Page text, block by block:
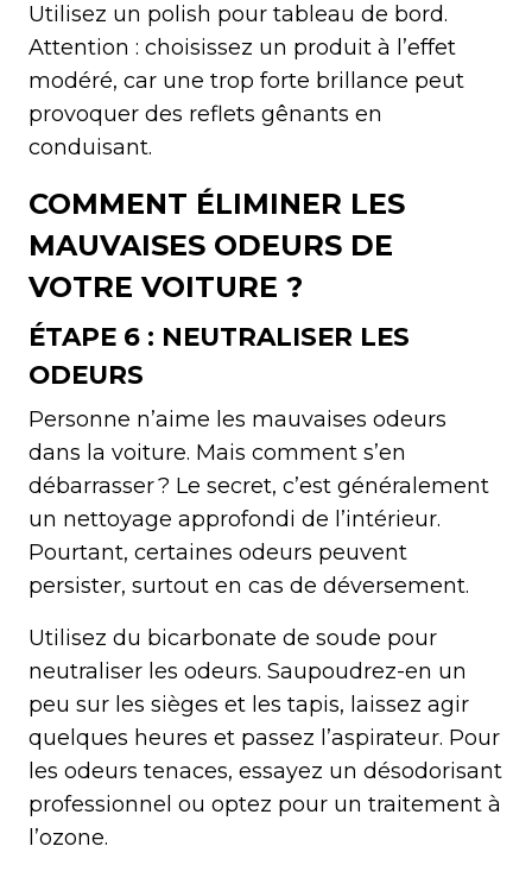
Utilisez un polish pour tableau de bord.
Attention : choisissez un produit à l’effet
modéré, car une trop forte brillance peut
provoquer des reflets gênants en
conduisant.
COMMENT ÉLIMINER LES
MAUVAISES ODEURS DE
VOTRE VOITURE ?
ÉTAPE 6 : NEUTRALISER LES
ODEURS
Personne n’aime les mauvaises odeurs
dans la voiture. Mais comment s’en
débarrasser ? Le secret, c’est généralement
un nettoyage approfondi de l’intérieur.
Pourtant, certaines odeurs peuvent
persister, surtout en cas de déversement.
Utilisez du bicarbonate de soude pour
neutraliser les odeurs. Saupoudrez-en un
peu sur les sièges et les tapis, laissez agir
quelques heures et passez l’aspirateur. Pour
les odeurs tenaces, essayez un désodorisant
professionnel ou optez pour un traitement à
l’ozone.